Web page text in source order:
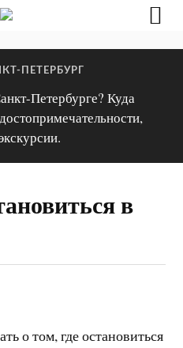
ПЕТЕРБУРГ
Петербурге? Куда
в
о том, где остановиться